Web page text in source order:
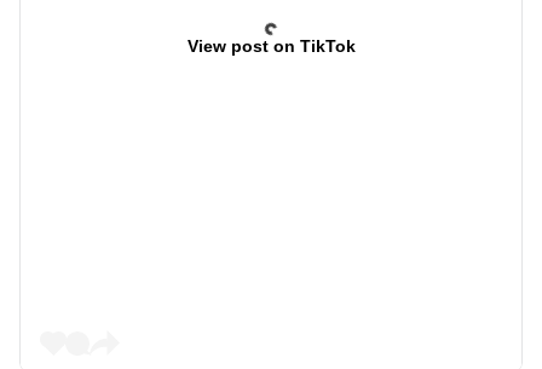
View post on TikTok